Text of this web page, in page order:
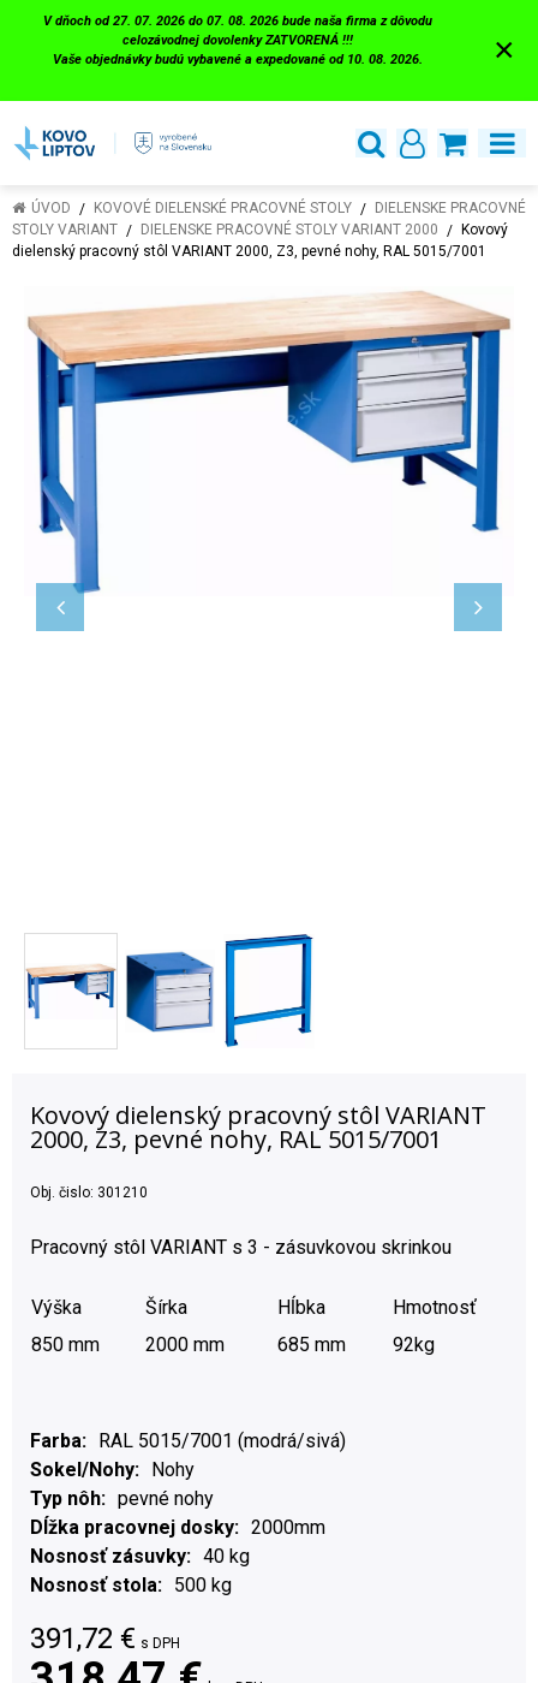
V dňoch od 27. 07. 2026 do 07. 08. 2026 bude naša firma z dôvodu
celozávodnej dovolenky ZATVORENÁ !!!
Vaše objednávky budú vybavené a expedované od 10. 08. 2026.
×
ÚVOD KOVOVÉ DIELENSKÉ PRACOVNÉ STOLY
DIELENSKE PRACOVNÉ
STOLY VARIANT
DIELENSKE PRACOVNÉ STOLY VARIANT 2000
Kovový
dielenský pracovný stôl VARIANT 2000, Z3, pevné nohy, RAL 5015/7001
Kovový dielenský pracovný stôl VARIANT
2000, Z3, pevné nohy, RAL 5015/7001
Obj. čislo: 301210
Pracovný stôl VARIANT s 3 - zásuvkovou skrinkou
Výška Šírka Hĺbka
Hmotnosť
850 mm
2000 mm 685 mm 92kg
Farba
RAL 5015/7001 (modrá/sivá)
Sokel/Nohy
Nohy
Typ nôh
pevné nohy
Dĺžka pracovnej dosky
2000mm
Nosnosť zásuvky
40 kg
Nosnosť stola
500 kg
391,72 € s DPH